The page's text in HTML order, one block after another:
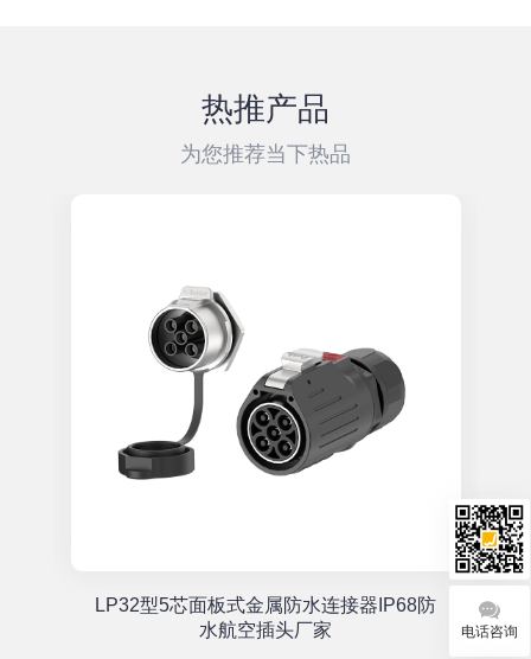
热推产品
为您推荐当下热品
LP32型5芯面板式金属防水连接器IP68防
水航空插头厂家
电话咨询